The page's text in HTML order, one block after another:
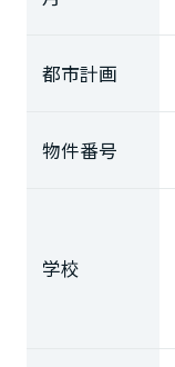
都市計画
物件番号
学校